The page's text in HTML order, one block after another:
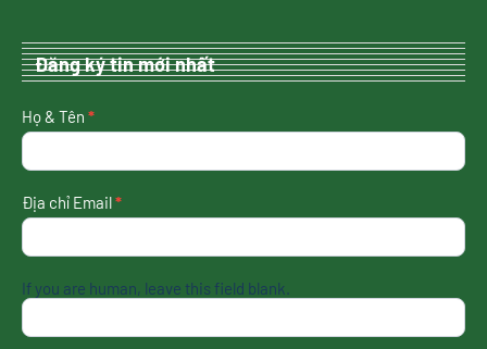
Đăng ký tin mới nhất
nhận
tin
nhất
Họ & Tên *
Địa chỉ Email*
If you are human, leave this field blank.